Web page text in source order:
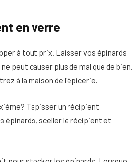
en verre
à tout prix. Laisser vos épinards
peut causer plus de mal que de bien.
à la maison de l'épicerie.
Tapisser un récipient
épinards, sceller le récipient et